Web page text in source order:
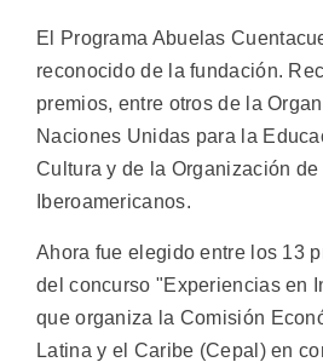
El Programa Abuelas
reconocido de la fundación.
premios, entre otros de la
Naciones Unidas para la
Cultura y de la Organización de
Iberoamericanos.
Ahora fue elegido entre los 13
del concurso "Experiencias en
que organiza la Comisión
Latina y el Caribe (Cepal) en